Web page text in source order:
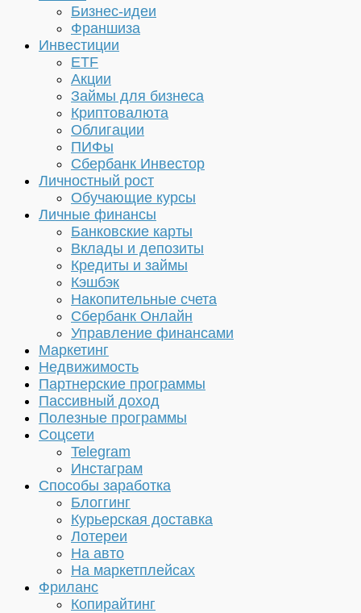
Бизнес-идеи
Франшиза
Инвестиции
ETF
Акции
Займы для бизнеса
Криптовалюта
Облигации
ПИФы
Сбербанк Инвестор
Личностный рост
Обучающие курсы
Личные финансы
Банковские карты
Вклады и депозиты
Кредиты и займы
Кэшбэк
Накопительные счета
Сбербанк Онлайн
Управление финансами
Маркетинг
Недвижимость
Партнерские программы
Пассивный доход
Полезные программы
Соцсети
Telegram
Инстаграм
Способы заработка
Блоггинг
Курьерская доставка
Лотереи
На авто
На маркетплейсах
Фриланс
Копирайтинг